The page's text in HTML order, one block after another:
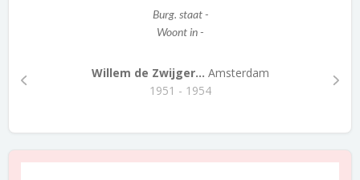
Burg. staat -
Woont in -
Willem de Zwijger... Amsterdam
1951 - 1954